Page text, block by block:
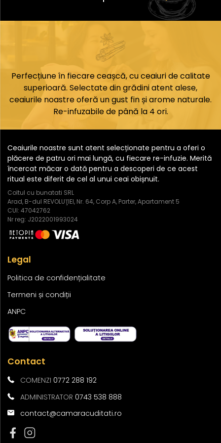
populară a învățat cum să le folosească pentru
diverse plante pentru a crea ceaiuri care pot
stimula imunitatea, îmbunătăți digestia, reduce
stresul sau îmbunătăți concentrarea. Arta
combinării plantelor necesită o cunoaștere
profundă a proprietăților fiecărei plante și a
modului în care acestea pot interacționa între
Perfecțiune în fiecare ceașcă, cu ceaiuri de calitate
superioară. Selectate din grădini atent alese,
ceaiurile noastre oferă un gust fin și arome naturale.
Re-infuzabile de până la 4 ori.
Ceaiurile noastre sunt atent selecționate pentru a oferi o
plăcere de patru ori mai lungă, cu fiecare re-infuzie. Merită
încercat măcar o dată pentru a descoperi de ce acest
ritual este diferit de cel al unui ceai obișnuit.
Coltul cu bunatati SRL
Arad, B-dul REVOLUŢIEI, Nr. 64, Corp A, Parter, Apartament 5
CUI: 47042762
Nr reg: J2022001993024
Legal
Politica de confidențialitate
Termeni și condiții
ANPC
Contact
COMENZI 0772 288 192
ADMINISTRATOR 0743 538 888
contact@camaracuditati.ro